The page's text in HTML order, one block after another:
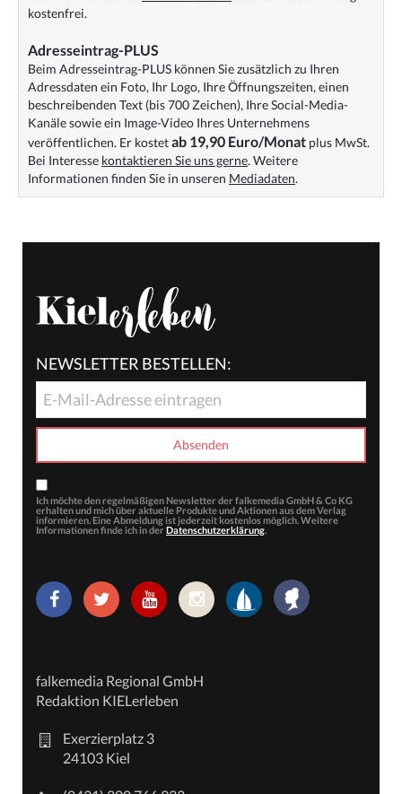
kostenfrei.
Adresseintrag-PLUS
Beim Adresseintrag-PLUS können Sie zusätzlich zu Ihren
Adressdaten ein Foto, Ihr Logo, Ihre Öffnungszeiten, einen
beschreibenden Text (bis 700 Zeichen), Ihre Social-Media-
Kanäle sowie ein Image-Video Ihres Unternehmens
veröffentlichen. Er kostetab 19,90 Euro/Monat plus MwSt.
Bei Interesse kontaktieren Sie uns gerne. Weitere
Informationen finden Sie in unseren Mediadaten.
NEWSLETTER BESTELLEN:
Ich möchte den regelmäßigen Newsletter der falkemedia GmbH & Co KG
erhalten und mich über aktuelle Produkte und Aktionen aus dem Verlag
informieren. Eine Abmeldung ist jederzeit kostenlos möglich. Weitere
Informationen finde ich in der Datenschutzerklärung.
falkemedia Regional GmbH
Redaktion KIELerleben
Exerzierplatz 3
24103 Kiel